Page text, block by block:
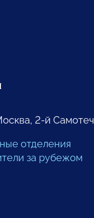
2-й
отделения
за рубежом